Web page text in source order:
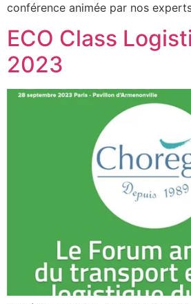
conférence animée par nos
ECO Class
2023